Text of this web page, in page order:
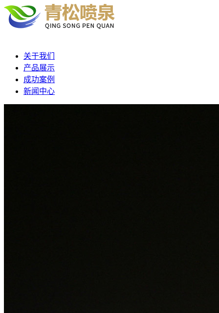
关于我们
产品展示
成功案例
新闻中心